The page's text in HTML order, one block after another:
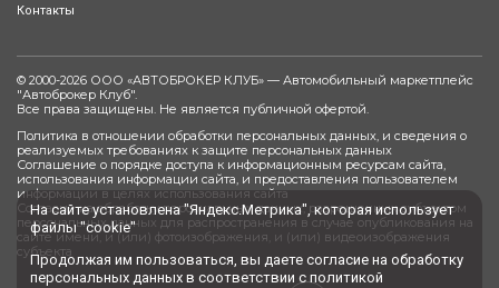
На сайте установлена "Яндекс.Метрика", которая использует
файлы "cookie"
Продолжая им пользоваться, вы даете согласие на обработку
персональных данных в соответствии сполитикой
Контакты
© 2000-2026 ООО «АВТОБРОКЕР КЛУБ» — Автомобильный маркетплейс
"Автоброкер Клуб".
Все права защищены. Не является публичной офертой.
Политика в отношении обработки персональных данных, и сведения о
реализуемых требованиях к защите персональных данных
Соглашение о порядке доступа к информационным ресурсам сайта,
использования информации сайта, и предоставления пользователем
информации в целях использования сайта
Согласие на обработку персональных данных, разрешенных субъектом
персональных данных для распространения в случае опубликования на
сайте имени, и (или) фотоизображения, и (или) видеоизображения
субъекта